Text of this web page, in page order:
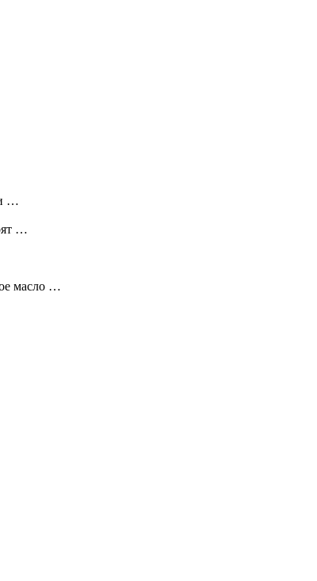
…
…
масло …